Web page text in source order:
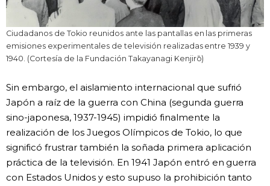
Ciudadanos de Tokio reunidos ante las pantallas en las primeras
emisiones experimentales de televisión realizadas entre 1939 y
1940. (Cortesía de la Fundación Takayanagi Kenjirō)
Sin embargo, el aislamiento internacional que sufrió
Japón a raíz de la guerra con China (segunda guerra
sino-japonesa, 1937-1945) impidió finalmente la
realización de los Juegos Olímpicos de Tokio, lo que
significó frustrar también la soñada primera aplicación
práctica de la televisión. En 1941 Japón entró en guerra
con Estados Unidos y esto supuso la prohibición tanto